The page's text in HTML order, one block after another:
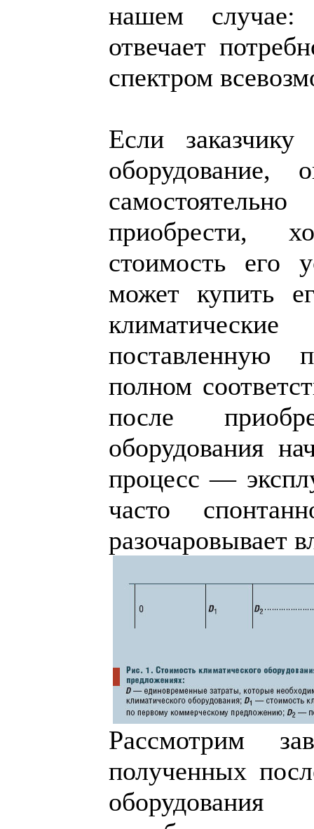
нашем случае:
отвечает
спектром
Если
оборудование,
приобрести,
стоимость его
может купить
поставленную
полном
после
оборудования
процесс —
часто
разочаровывает
Рассмотрим
полученных